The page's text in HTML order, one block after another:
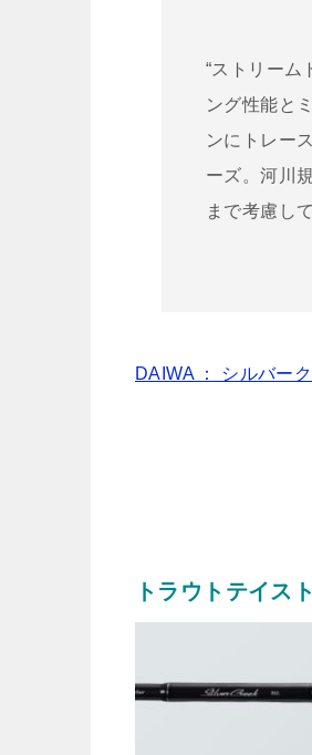
“ストリーム
ング性能と
ンにトレー
ーズ。河川
まで考慮し
DAIWA ： シルバー
トラウトテイス